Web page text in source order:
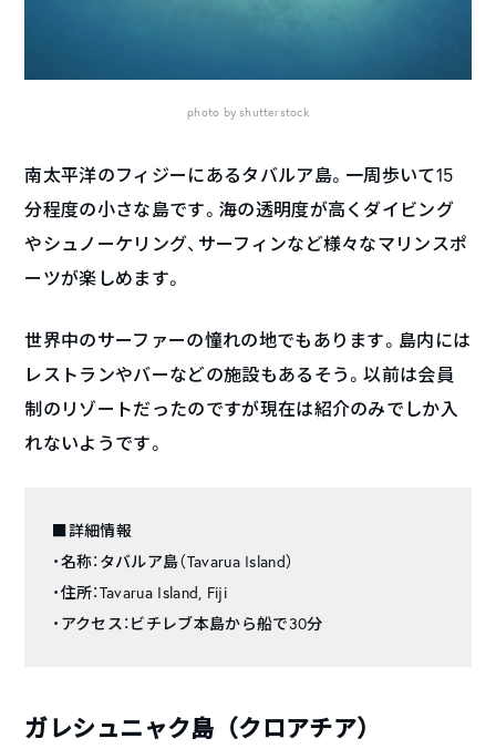
photo by shutterstock
南太平洋のフィジーにあるタバルア島。一周歩いて15
分程度の小さな島です。海の透明度が高くダイビング
やシュノーケリング、サーフィンなど様々なマリンスポ
ーツが楽しめます。
世界中のサーファーの憧れの地でもあります。島内には
レストランやバーなどの施設もあるそう。以前は会員
制のリゾートだったのですが現在は紹介のみでしか入
れないようです。
■詳細情報
・名称：タバルア島（Tavarua Island）
・住所：Tavarua Island, Fiji
・アクセス：ビチレブ本島から船で30分
ガレシュニャク島（クロアチア）